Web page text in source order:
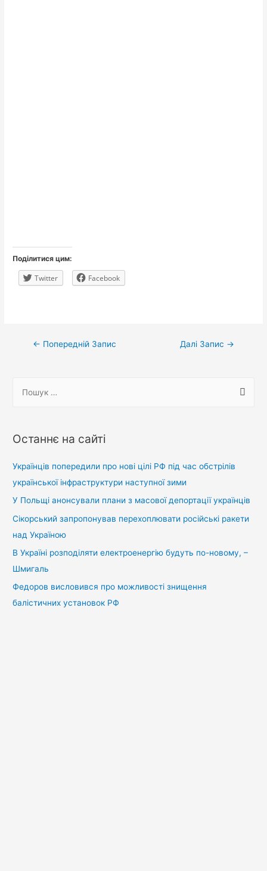
Поділитися цим:
Twitter Facebook
Навігація
← Попередній Запис Далі Запис →
у
:
Останнє на сайті
Українців попередили про нові цілі РФ під час обстрілів
української інфраструктури наступної зими
У Польщі анонсували плани з масової депортації українців
Сікорський запропонував перехоплювати російські ракети
над Україною
В Україні розподіляти електроенергію будуть по-новому, –
Шмигаль
Федоров висловився про можливості знищення
балістичних установок РФ